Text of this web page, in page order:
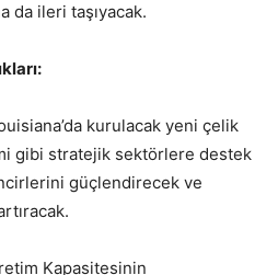
da ileri taşıyacak.
kurulacak yeni çelik
gibi stratejik sektörlere destek
güçlendirecek ve
Kapasitesinin